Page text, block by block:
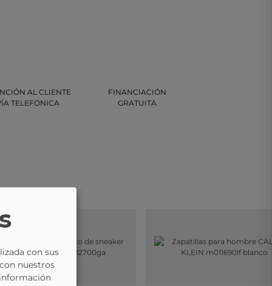
AL CLIENTE
TELEFÓNICA
FINANCIACIÓN
GRATUITA
con sus
nuestros